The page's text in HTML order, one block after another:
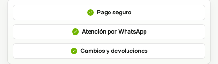
Pago seguro
Atención por WhatsApp
Cambios y devoluciones